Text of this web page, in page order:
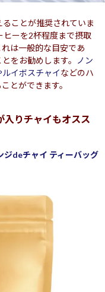
ことが推奨されていま
ーを2杯程度まで摂取
は一般的な目安であ
をお勧めします。
ノン
イボスチャイなどのハ
とができます。
入りチャイもオスス
ジdeチャイ ティーバッグ